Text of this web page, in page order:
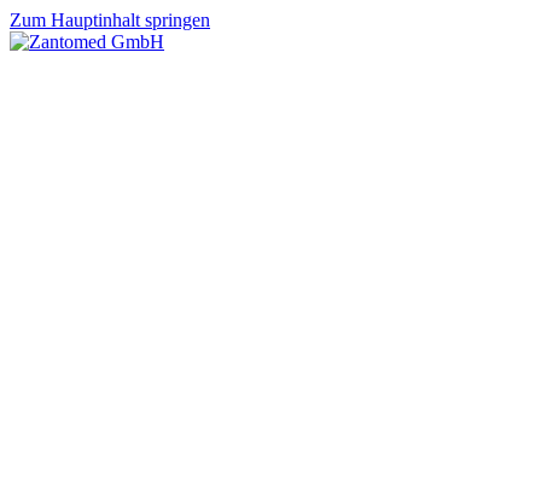
Zum Hauptinhalt springen